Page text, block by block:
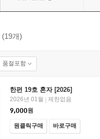
(19개)
품절포함
한편 19호 혼자 [2026]
2026년 01월
제한없음
9,000원
원클릭구매 바로구매